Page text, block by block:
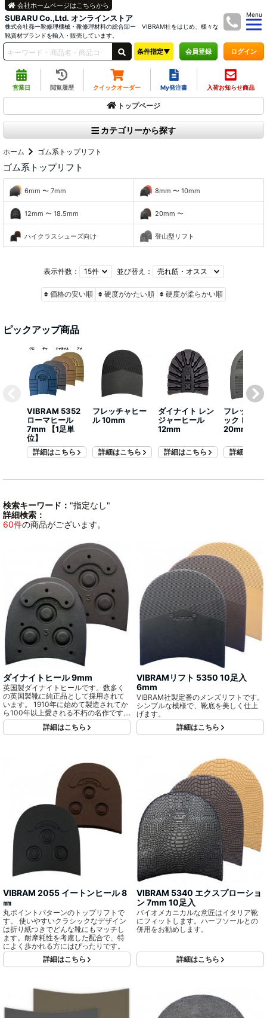
SUBARU Co.,Ltd. オンラインストア
株式会社昴ー靴修理機械・靴修理材料の総合卸ー VIBRAM社をはじめ、様々な
靴資材ブランドを輸入・販売しています。
Menu
会社ホームページはこちらから
条件指定▼ 会員登録 ログイン
営業日 閲覧履歴 クイックオーダー My発注書 入荷お知らせ商品
トップページ
カテゴリーから探す
ホーム ゴム系トップリフト
ゴム系トップリフト
6mm 〜 7mm 8mm 〜 10mm
12mm 〜 18.5mm 20mm 〜
ハイクラスシューズ向け 登山型リフト
表示件数： 並び替え：
価格の安い順 硬度がかたい順 硬度が柔らかい順
ピックアップ商品
VIBRAM 5352
ローマヒール
7mm 【1足単
位】
詳細はこちら
フレッチャヒー
ル 10mm
詳細はこちら
ダイナイト レン
ジャーヒール
12mm
詳細はこちら
フレッチャ
ック ヒール
20mm
詳細はこ
検索キーワード： "指定なし"
詳細検索：
60件の商品がございます。
ダイナイトヒール 9mm
英国製ダイナイトヒールです。数多く
の英国製靴に純正品として採用されて
います。 1910年に始めて製造されてか
ら100年以上愛される不朽の名作です。
詳細はこちら
VIBRAMリフト 5350 10足入
6mm
VIBRAM社製定番のメンズリフトです。
シンプルな模様で、靴底を美しく仕上
げます。
詳細はこちら
VIBRAM 2055 イートンヒール 8
㎜
丸ポイントパターンのトップリフトで
す。 使いやすいクラシックなデザイン
は折り紙つきでどんな靴にもマッチし
ます。耐摩耗性を考慮した配合で、特
によく歩かれる方にはぴったりです。
詳細はこちら
VIBRAM 5340 エクスプローショ
ン 7mm 10足入
バイオメカニカルな意匠はイタリア靴
にフィットします。ハーフソールとの
併用をお勧めします。
詳細はこちら